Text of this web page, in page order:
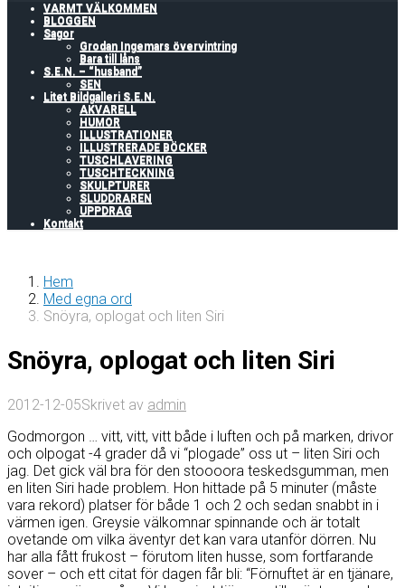
VARMT VÄLKOMMEN
BLOGGEN
Sagor
Grodan Ingemars övervintring
Bara till låns
S.E.N. – “husband”
SEN
Litet Bildgalleri S.E.N.
AKVARELL
HUMOR
ILLUSTRATIONER
ILLUSTRERADE BÖCKER
TUSCHLAVERING
TUSCHTECKNING
SKULPTURER
SLUDDRAREN
UPPDRAG
Kontakt
Hem
Med egna ord
Snöyra, oplogat och liten Siri
Snöyra, oplogat och liten Siri
2012-12-05Skrivet av admin
Godmorgon … vitt, vitt, vitt både i luften och på marken, drivor
och olpogat -4 grader då vi “plogade” oss ut – liten Siri och
jag. Det gick väl bra för den stoooora teskedsgumman, men
en liten Siri hade problem. Hon hittade på 5 minuter (måste
vara rekord) platser för både 1 och 2 och sedan snabbt in i
värmen igen. Greysie välkomnar spinnande och är totalt
ovetande om vilka äventyr det kan vara utanför dörren. Nu
har alla fått frukost – förutom liten husse, som fortfarande
sover – och ett citat för dagen får bli: “Förnuftet är en tjänare,